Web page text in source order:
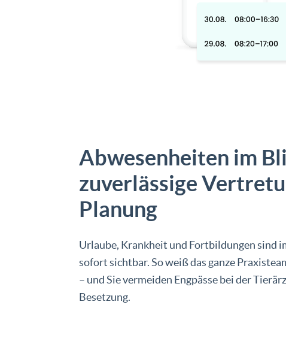
Abwesenheiten im
zuverlässige
Planung
Urlaube, Krankheit und Fortbildungen sind
sofort sichtbar. So weiß das ganze
– und Sie vermeiden Engpässe bei der
Besetzung.